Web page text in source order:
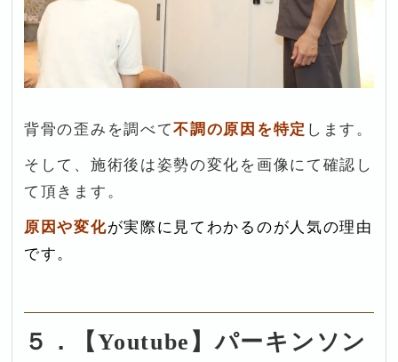
背骨の歪みを調べて不調の原因を特定 します。
そして、施術後は姿勢の変化を画像にて確認し
て頂きます。
原因や変化が実際に見てわかる のが人気の理由
です。
５．【Youtube】パーキンソン